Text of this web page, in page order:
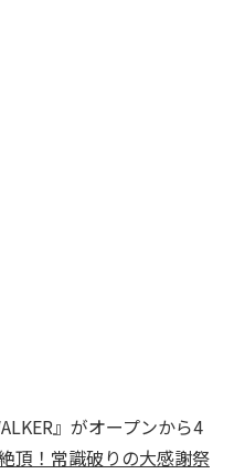
』がオープンから4
頂！常識破りの大感謝祭